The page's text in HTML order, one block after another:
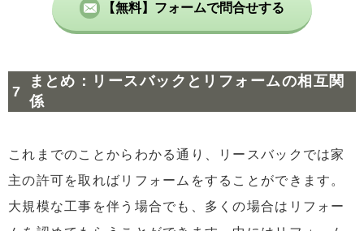
【無料】フォームで問合せする
まとめ：リースバックとリフォームの相互関
係
これまでのことからわかる通り、リースバックでは家
主の許可を取ればリフォームをすることができます。
大規模な工事を伴う場合でも、多くの場合はリフォー